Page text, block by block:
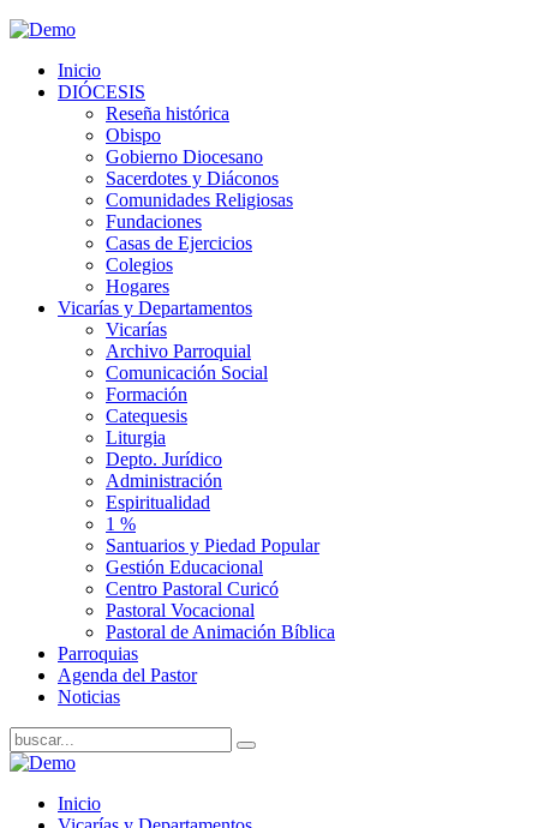
Inicio
DIÓCESIS
Reseña histórica
Obispo
Gobierno Diocesano
Sacerdotes y Diáconos
Comunidades Religiosas
Fundaciones
Casas de Ejercicios
Colegios
Hogares
Vicarías y Departamentos
Vicarías
Archivo Parroquial
Comunicación Social
Formación
Catequesis
Liturgia
Depto. Jurídico
Administración
Espiritualidad
1 %
Santuarios y Piedad Popular
Gestión Educacional
Centro Pastoral Curicó
Pastoral Vocacional
Pastoral de Animación Bíblica
Parroquias
Agenda del Pastor
Noticias
Inicio